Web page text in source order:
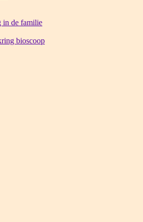
in de familie
bioscoop